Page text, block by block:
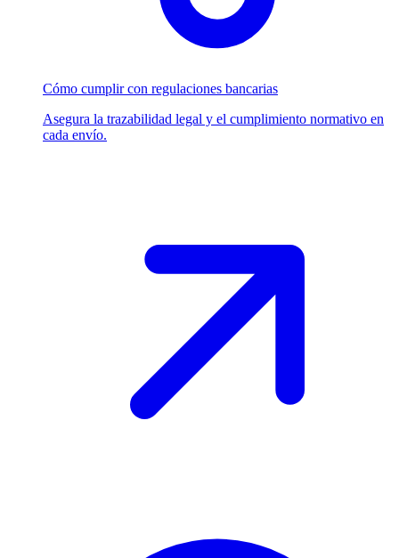
Cómo cumplir con regulaciones bancarias
Asegura la trazabilidad legal y el cumplimiento normativo en
cada envío.